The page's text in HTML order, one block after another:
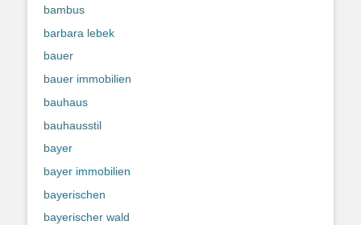
bambus
barbara lebek
bauer
bauer immobilien
bauhaus
bauhausstil
bayer
bayer immobilien
bayerischen
bayerischer wald